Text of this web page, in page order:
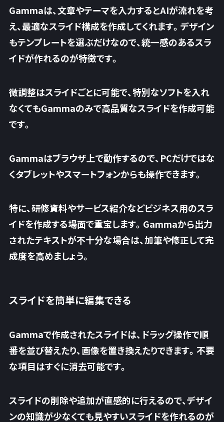
Gammaは、文章やテーマを入力するとAIが流れを考
え、最適なスライド構成を作成してくれます。デザイン
もテンプレートを選ぶだけなので、統一感のあるスラ
イドが作れるのが特徴です。
微調整はスライドごとに可能で、特別なソフトを入れ
なくてもGammaのみで高品質なスライドを作成可能
です。
Gammaはブラウザ上で動作するので、PCだけではな
くタブレットやスマートフォンからも操作できます。
特に、研修資料やサービス紹介などビジネス用のスラ
イドを作成する場面で重宝します。Gammaから出力
されたテキストが不十分な場合は、加筆や修正して完
成度を高めましょう。
スライドを簡単に編集できる
Gammaで作成されたスライドは、ドラッグ操作で順
番を並び替えたり、画像を置き換えたりできます。不要
な項目はすぐに消去可能です。
スライドの削除や追加が直感的に行えるので、デザイ
ンの知識が少なくても見やすいスライドを作れるのが